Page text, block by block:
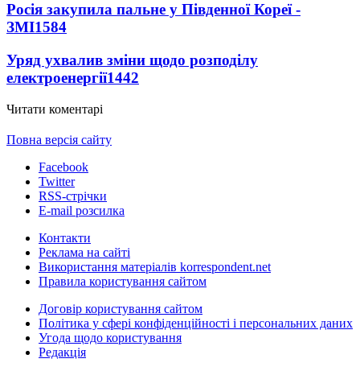
Росія закупила пальне у Південної Кореї -
ЗМІ1584
Уряд ухвалив зміни щодо розподілу
електроенергії1442
Читати коментарі
Повна версія сайту
Facebook
Twitter
RSS-стрічки
E-mail розсилка
Контакти
Реклама на сайті
Використання матеріалів korrespondent.net
Правила користування сайтом
Договір користування сайтом
Політика у сфері конфіденційності і персональних даних
Угода щодо користування
Редакція